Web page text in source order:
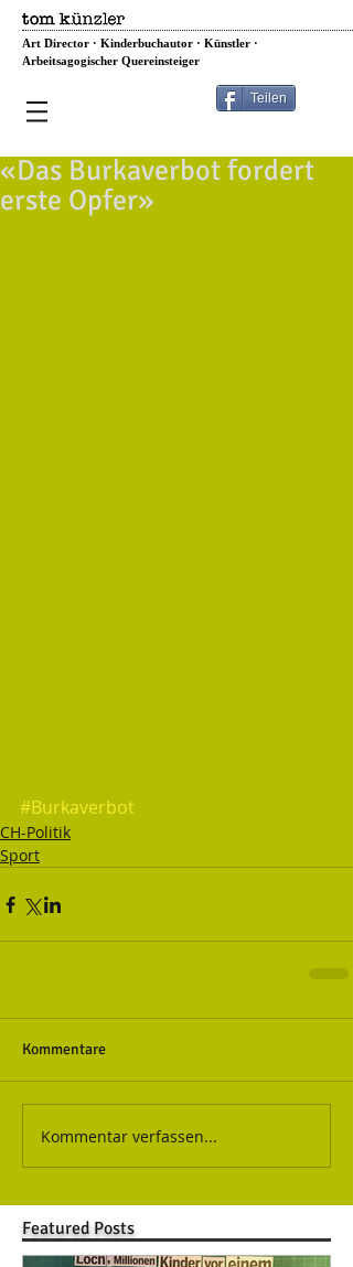
Teilen
Art Director · Kinderbuchautor · Künstler ·
Arbeitsagogischer Quereinsteiger
Featured Posts
«Das Burkaverbot fordert
erste Opfer»
#Burkaverbot
CH-Politik
Sport
Kommentare
Kommentar verfassen...